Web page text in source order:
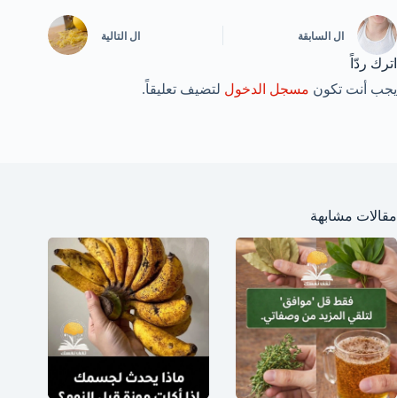
ال السابقة ال التالية
اترك ردّاً
يجب أنت تكون مسجل الدخول لتضيف تعليقاً.
مقالات مشابهة